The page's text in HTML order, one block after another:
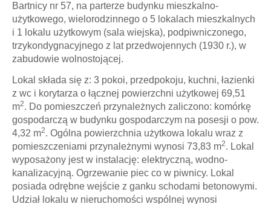
Bartnicy nr 57, na parterze budynku mieszkalno-
użytkowego, wielorodzinnego o 5 lokalach mieszkalnych
i 1 lokalu użytkowym (sala wiejska), podpiwniczonego,
trzykondygnacyjnego z lat przedwojennych (1930 r.), w
zabudowie wolnostojącej.
Lokal składa się z: 3 pokoi, przedpokoju, kuchni, łazienki
z wc i korytarza o łącznej powierzchni użytkowej 69,51
m2. Do pomieszczeń przynależnych zaliczono: komórkę
gospodarczą w budynku gospodarczym na posesji o pow.
4,32 m2. Ogólna powierzchnia użytkowa lokalu wraz z
pomieszczeniami przynależnymi wynosi 73,83 m2. Lokal
wyposażony jest w instalację: elektryczną, wodno-
kanalizacyjną. Ogrzewanie piec co w piwnicy. Lokal
posiada odrębne wejście z ganku schodami betonowymi.
Udział lokalu w nieruchomości wspólnej wynosi